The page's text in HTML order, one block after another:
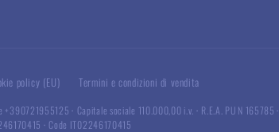
policy (EU) Termini e condizioni di vendita
+390721955125· Capitale sociale 110.000,00 i.v. · R.E.A. PU N 165785·
· Code IT02246170415